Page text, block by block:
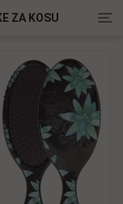
ZA KOSU